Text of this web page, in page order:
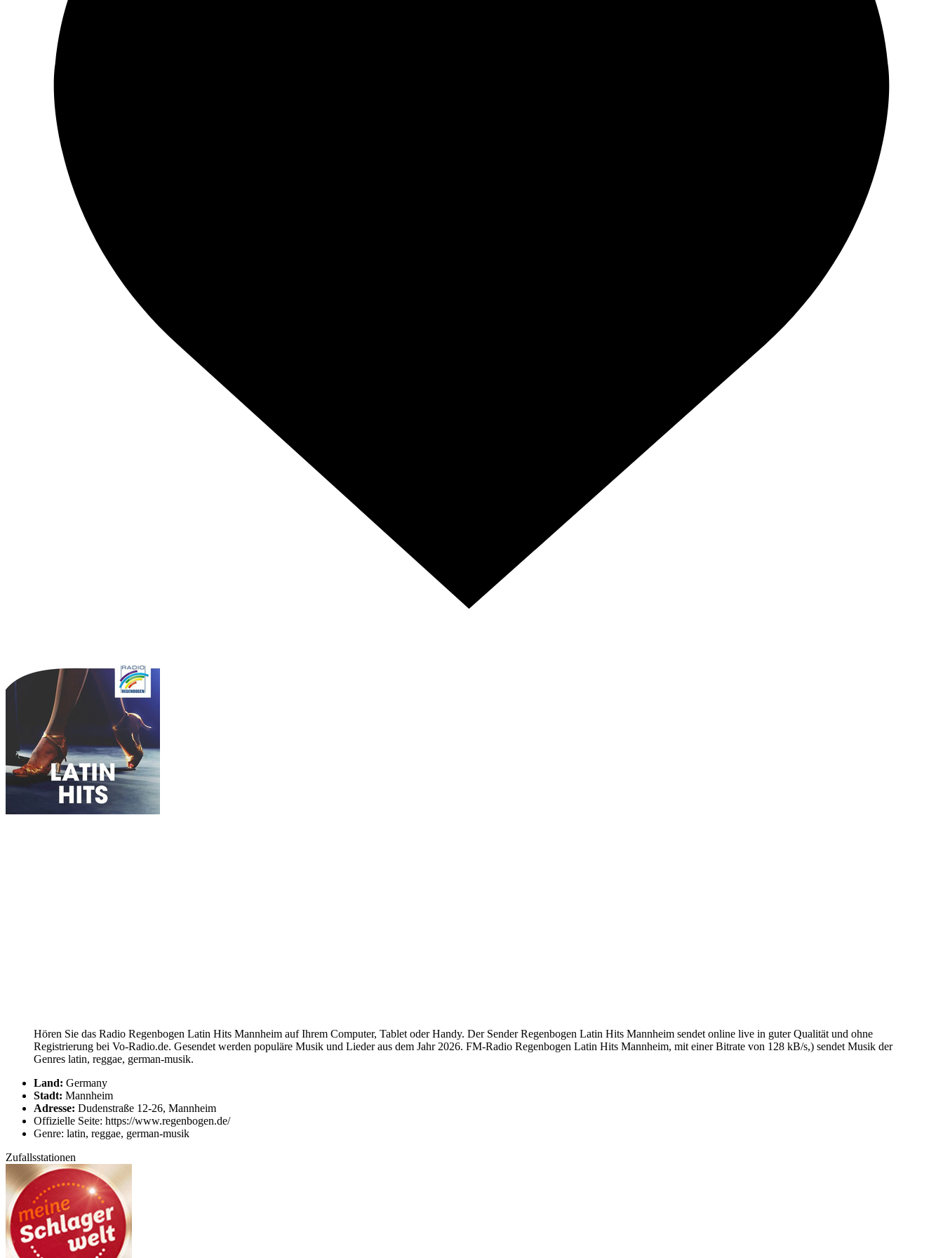
Hören Sie das Radio Regenbogen Latin Hits Mannheim auf Ihrem Computer, Tablet oder Handy. Der Sender Regenbogen Latin Hits Mannheim sendet online live in guter Qualität und ohne
Registrierung bei Vo-Radio.de. Gesendet werden populäre Musik und Lieder aus dem Jahr 2026. FM-Radio Regenbogen Latin Hits Mannheim, mit einer Bitrate von 128 kB/s,) sendet Musik der
Genres latin, reggae, german-musik.
Land: Germany
Stadt: Mannheim
Adresse: Dudenstraße 12-26, Mannheim
Offizielle Seite: https://www.regenbogen.de/
Genre: latin, reggae, german-musik
Zufallsstationen